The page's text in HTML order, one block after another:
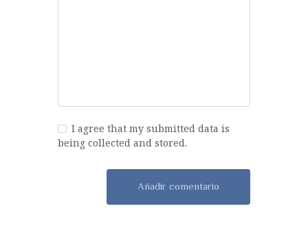
I agree that my submitted data is
being collected and stored.